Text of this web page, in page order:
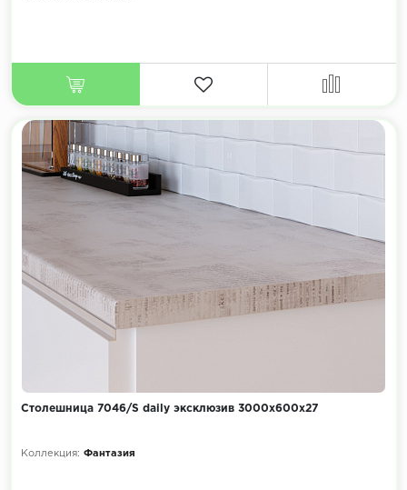
Столешница 7046/S daily эксклюзив 3000х600х27
Коллекция: Фантазия